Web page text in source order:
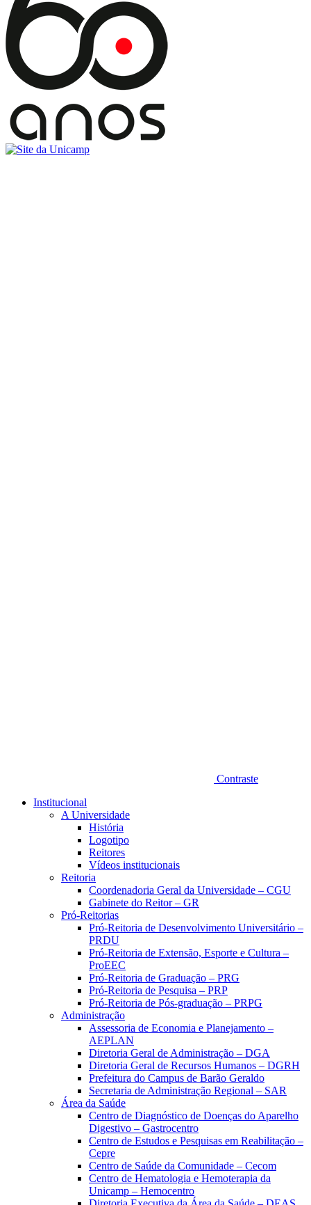
Contraste
Institucional
A Universidade
História
Logotipo
Reitores
Vídeos institucionais
Reitoria
Coordenadoria Geral da Universidade – CGU
Gabinete do Reitor – GR
Pró-Reitorias
Pró-Reitoria de Desenvolvimento Universitário –
PRDU
Pró-Reitoria de Extensão, Esporte e Cultura –
ProEEC
Pró-Reitoria de Graduação – PRG
Pró-Reitoria de Pesquisa – PRP
Pró-Reitoria de Pós-graduação – PRPG
Administração
Assessoria de Economia e Planejamento –
AEPLAN
Diretoria Geral de Administração – DGA
Diretoria Geral de Recursos Humanos – DGRH
Prefeitura do Campus de Barão Geraldo
Secretaria de Administração Regional – SAR
Área da Saúde
Centro de Diagnóstico de Doenças do Aparelho
Digestivo – Gastrocentro
Centro de Estudos e Pesquisas em Reabilitação –
Cepre
Centro de Saúde da Comunidade – Cecom
Centro de Hematologia e Hemoterapia da
Unicamp – Hemocentro